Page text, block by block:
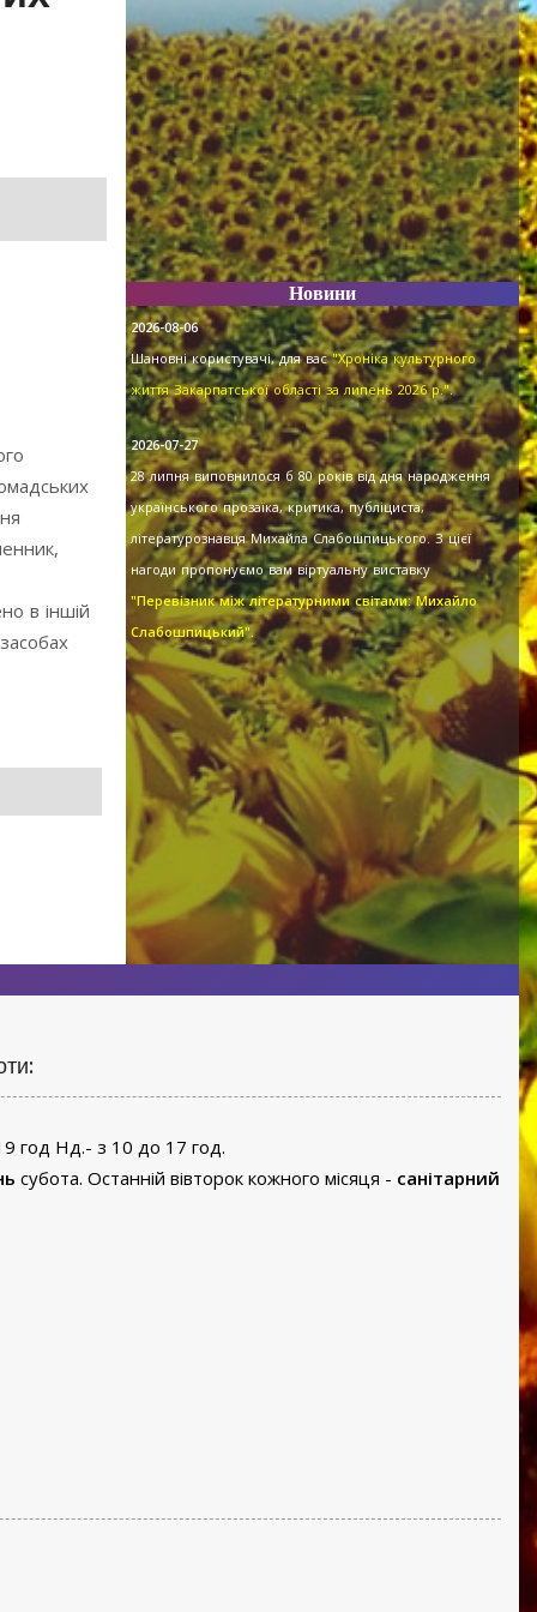
в іншій
Новини
2026-08-06
Шановні користувачі, для вас"Хроніка культурного
життя Закарпатської області за липень 2026 р.".
2026-07-27
28 липня виповнилося б 80 років від дня народження
українського прозаїка, критика, публіциста,
літературознавця Михайла Слабошпицького. З цієї
нагоди пропонуємо вам віртуальну виставку
"Перевізник між літературними світами: Михайло
Слабошпицький".
год Нд.- з 10 до 17 год.
субота. Останній вівторок кожного місяця - санітарний